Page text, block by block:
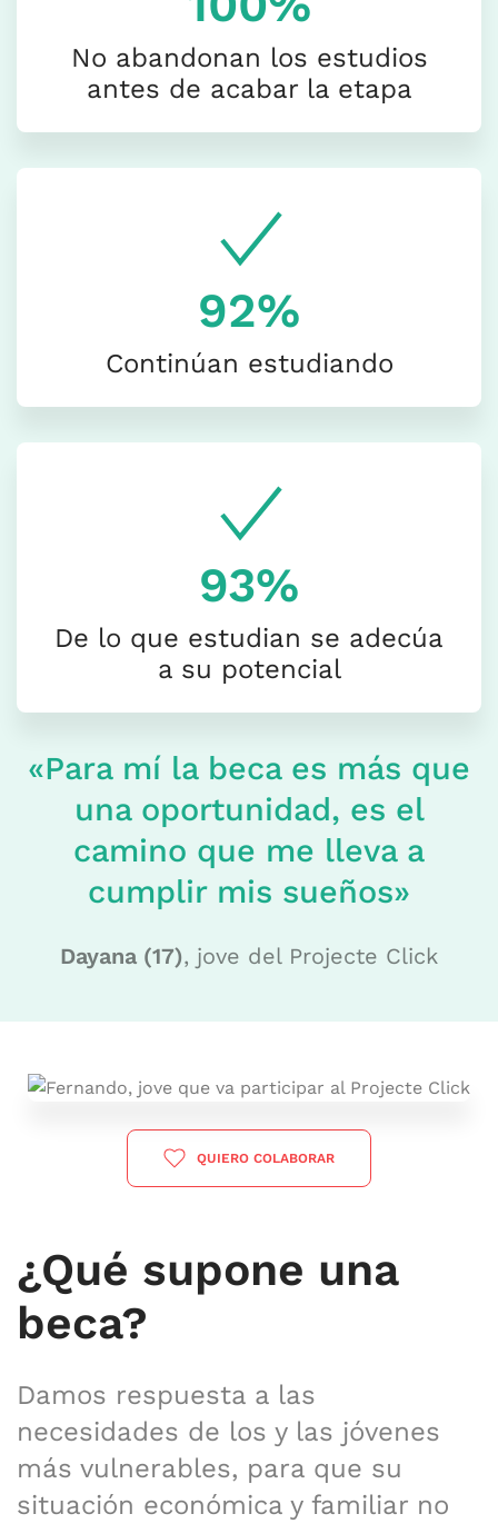
No abandonan los estudios
antes de acabar la etapa
92%
Continúan estudiando
93%
De lo que estudian se adecúa
a su potencial
«Para mí la beca es más que
una oportunidad, es el
camino que me lleva a
cumplir mis sueños»
Dayana (17), jove del Projecte Click
QUIERO COLABORAR
¿Qué supone una
beca?
Damos respuesta a las
necesidades de los y las jóvenes
más vulnerables, para que su
situación económica y familiar no